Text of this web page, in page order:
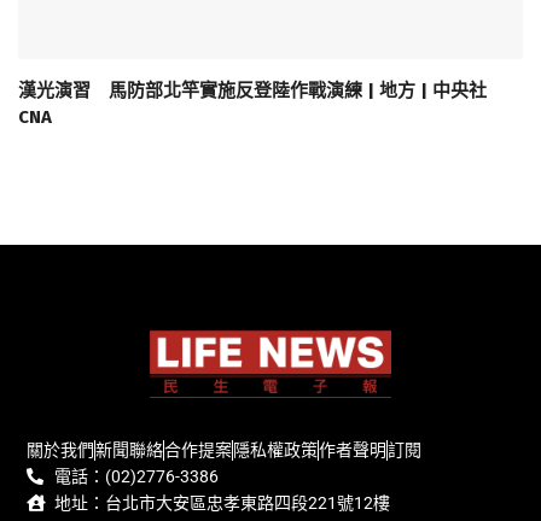
漢光演習 馬防部北竿實施反登陸作戰演練 | 地方 | 中央社
CNA
關於我們新聞聯絡合作提案隱私權政策作者聲明訂閱
電話：(02)2776-3386
地址：台北市大安區忠孝東路四段221號12樓